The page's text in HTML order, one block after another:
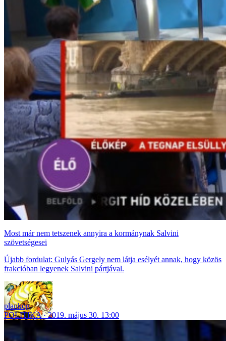
Most már nem tetszenek annyira a kormánynak Salvini
szövetségesei
Újabb fordulat: Gulyás Gergely nem látja esélyét annak, hogy közös
frakcióban legyenek Salvini pártjával.
plankog
POLITIKA
2019. május 30. 13:00